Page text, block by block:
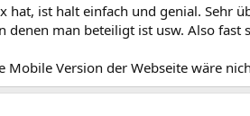
hat, ist halt einfach und genial. Sehr
denen man beteiligt ist usw. Also fast
Mobile Version der Webseite wäre